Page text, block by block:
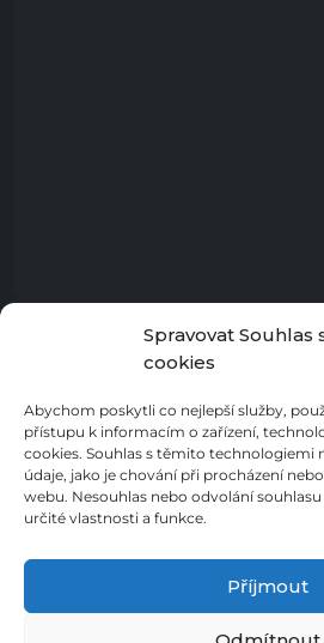
Spravovat Souhlas
cookies
Abychom poskytli co nejlepší služby,
přístupu k informacím o zařízení,
cookies. Souhlas s těmito technologiemi
údaje, jako je chování při procházení
webu. Nesouhlas nebo odvolání
určité vlastnosti a funkce.
Příjmout